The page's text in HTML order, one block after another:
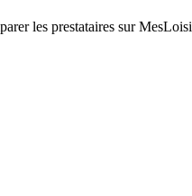
les prestataires sur